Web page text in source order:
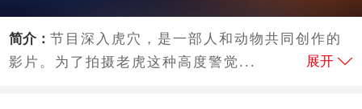
简介：节目深入虎穴，是一部人和动物共同创作的
影片。为了拍摄老虎这种高度警觉...
展开